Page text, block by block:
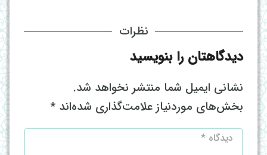
نظرات
دیدگاهتان را بنویسید
نشانی ایمیل شما منتشر نخواهد شد.
بخش‌های موردنیاز علامت‌گذاری شده‌اند *